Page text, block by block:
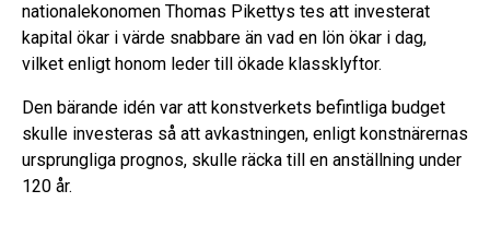
nationalekonomen Thomas Pikettys tes att investerat
kapital ökar i värde snabbare än vad en lön ökar i dag,
vilket enligt honom leder till ökade klassklyftor.
Den bärande idén var att konstverkets befintliga budget
skulle investeras så att avkastningen, enligt konstnärernas
ursprungliga prognos, skulle räcka till en anställning under
120 år.